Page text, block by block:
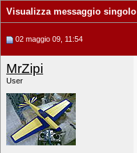
Visualizza messaggio singolo
02 maggio 09, 11:54
MrZipi
User